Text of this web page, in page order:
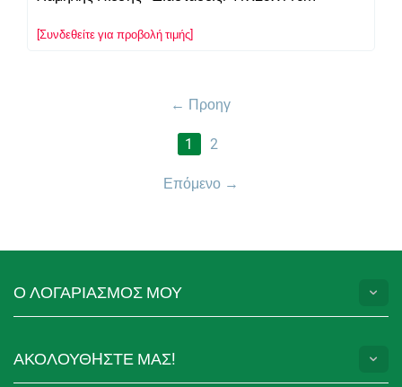
[Συνδεθείτε για προβολή τιμής]
Προηγ
1 2
Επόμενο
Ο ΛΟΓΑΡΙΑΣΜΟΣ ΜΟΥ
ΑΚΟΛΟΥΘHΣΤΕ ΜΑΣ!